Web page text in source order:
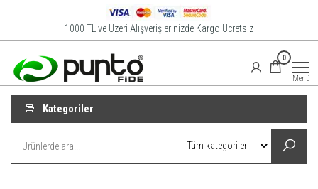
1000 TL ve Üzeri Alışverişlerinizde Kargo Ücretsiz
0
Menü
Kategoriler